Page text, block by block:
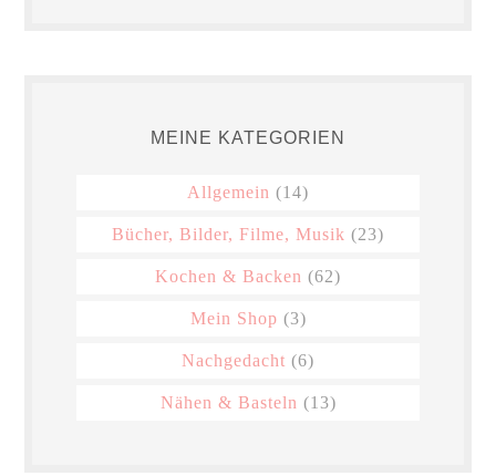
MEINE KATEGORIEN
Allgemein (14)
Bücher, Bilder, Filme, Musik (23)
Kochen & Backen (62)
Mein Shop (3)
Nachgedacht (6)
Nähen & Basteln (13)